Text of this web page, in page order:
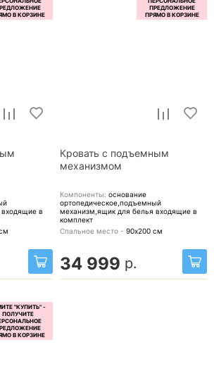
входящие в
Кровать с подъемным
механизмом
Компоненты: основание
ортопедическое,подъемный
механизм,ящик для белья входящие в
комплект
Спальное место - 90х200 см
34 999 р.